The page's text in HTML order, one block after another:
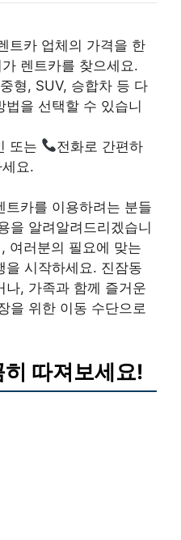
트카 업체의 가격을 한
렌트카를 찾으세요.
형, SUV, 승합차 등 다
법을 선택할 수 있습니
또는
전화로 간편하
요.
카를 이용하려는 분들
을 알려알려드리겠습니
여러분의 필요에 맞는
을 시작하세요. 진잠동
나, 가족과 함께 즐거운
을 위한 이동 수단으로
따져보세요!